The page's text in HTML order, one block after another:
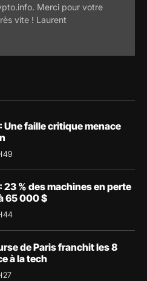
Merci pour votre
vite ! Laurent
Une faille critique menace
23 % des machines en perte
65 000 $
de Paris franchit les 8
à la tech